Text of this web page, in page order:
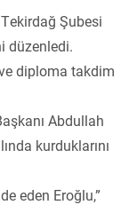
Şubesi
düzenledi.
diploma takdim
Abdullah
kurduklarını
eden Eroğlu,”